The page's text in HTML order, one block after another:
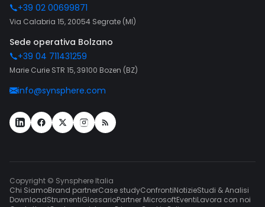
+39 02 00699871
Via Calabria 15, 20054 Segrate (MI)
Sede operativa Bolzano
+39 04 711431259
Marie Curie STR 15, 39100 Bozen (BZ)
info@synsphere.com
Copyright © Synsphere Italia
Chi SiamoBrand partnerCase studyConfrontiNotizieStudi & Analisi
DownloadStrumentiGlossarioPartner MicrosoftEventiLavora con noi